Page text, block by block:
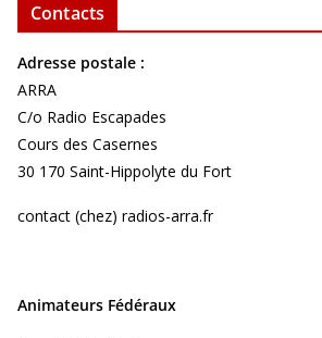
Contacts
Adresse postale :
ARRA
C/o Radio Escapades
Cours des Casernes
30 170 Saint-Hippolyte du Fort
contact (chez) radios-arra.fr
Animateurs Fédéraux